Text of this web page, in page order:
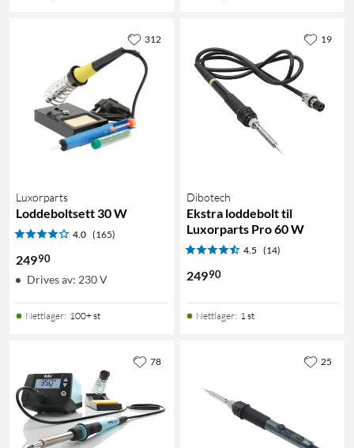
Luxorparts
Loddeboltsett 30 W
4.0 (165)
24990
Drives av: 230 V
Nettlager: 100+ st
312
Dibotech
Ekstra loddebolt til
Luxorparts Pro 60 W
4.5 (14)
24990
Nettlager: 1 st
19
78 25